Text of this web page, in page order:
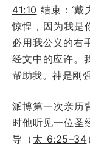
41:10 结束：‘戴
惊惶，因为我是
必用我公义的右
经文中的应许。
帮助我。神是刚
派博第一次亲历
时他听见一位圣
导（ 太 6:25–34